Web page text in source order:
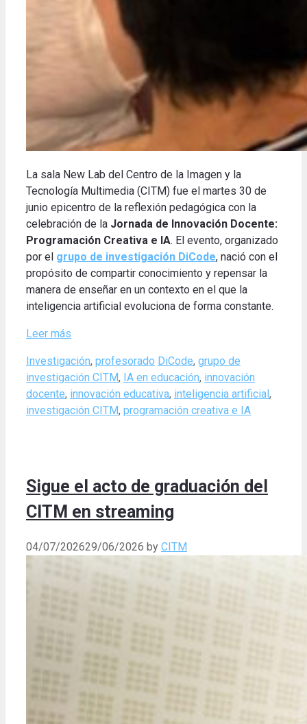
La sala New Lab del Centro de la Imagen y la
Tecnología Multimedia (CITM) fue el martes 30 de
junio epicentro de la reflexión pedagógica con la
celebración de la Jornada de Innovación Docente:
Programación Creativa e IA. El evento, organizado
por el grupo de investigación DiCode, nació con el
propósito de compartir conocimiento y repensar la
manera de enseñar en un contexto en el que la
inteligencia artificial evoluciona de forma constante.
Leer más
Categories
Investigación, profesorado Tags
DiCode, grupo de
investigación CITM, IA en educación, innovación
docente, innovación educativa, inteligencia artificial,
investigación CITM, programación creativa e IA
Sigue el acto de graduación del
CITM en streaming
04/07/202629/06/2026 by CITM